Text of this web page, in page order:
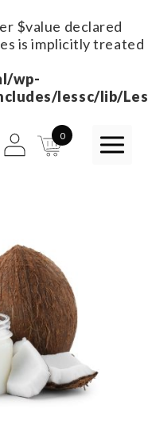
$value declared
is implicitly treated
wp-
lessc/lib/
0